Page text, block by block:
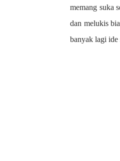
memang suka
dan melukis
banyak lagi ide